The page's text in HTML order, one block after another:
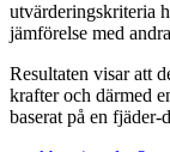
utvärderingskriteria
jämförelse med
Resultaten visar att
krafter och därmed
baserat på en